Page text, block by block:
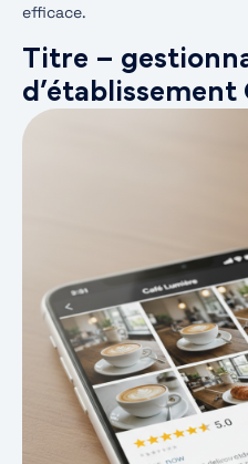
efficace.
Titre –
d’établissement